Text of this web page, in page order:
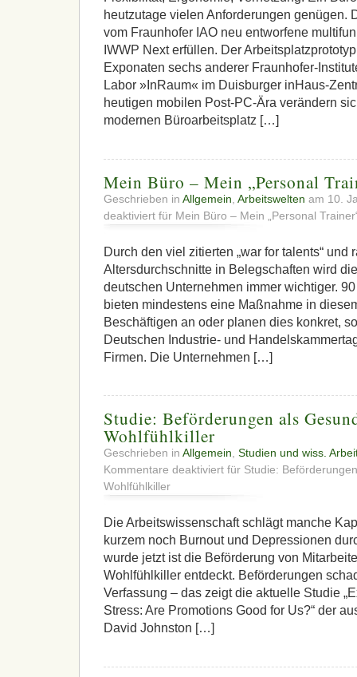
heutzutage vielen Anforderungen genügen.
vom Fraunhofer IAO neu entworfene
IWWP Next erfüllen. Der
Exponaten sechs anderer Fraunhofer-
Labor »InRaum« im Duisburger inHaus-
heutigen mobilen Post-PC-Ära verändern
modernen Büroarbeitsplatz […]
Mein Büro – Mein „Personal
Geschrieben in Allgemein Arbeitswelten am 10.
deaktiviert für Mein Büro – Mein „Personal
Durch den viel zitierten „war for talents“ und
Altersdurchschnitte in Belegschaften wird
deutschen Unternehmen immer wichtiger.
bieten mindestens eine Maßnahme in
Beschäftigen an oder planen dies konkret,
Deutschen Industrie- und
Firmen. Die Unternehmen […]
Studie: Beförderungen als
Wohlfühlkiller
Geschrieben in Allgemein, Studien und wiss.
Kommentare deaktiviert für Studie:
Wohlfühlkiller
Die Arbeitswissenschaft schlägt manche
kurzem noch Burnout und Depressionen
wurde jetzt ist die Beförderung von
Wohlfühlkiller entdeckt. Beförderungen
Verfassung – das zeigt die aktuelle Studie
Stress: Are Promotions Good for Us?“ der
David Johnston […]